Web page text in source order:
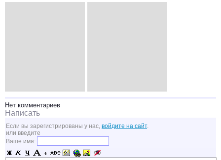
Нет комментариев
Написать
Если вы зарегистрированы у нас, войдите на сайт.
или введите
Ваше имя: